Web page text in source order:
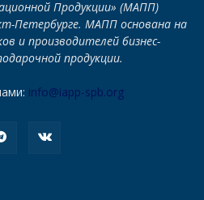
Продукции» (МАПП)
Петербурге. МАПП основана на
и производителей бизнес-
продукции.
info@iapp-spb.org